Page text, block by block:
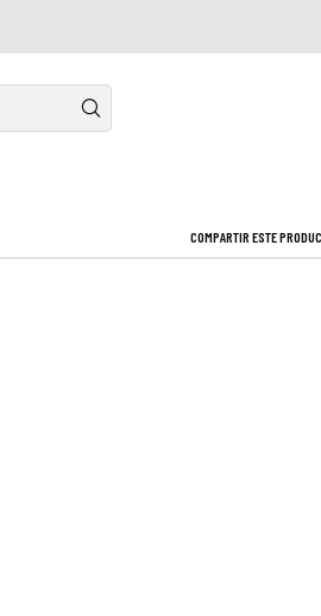
Aespa - Rich Man (burst
COMPARTIR ESTE